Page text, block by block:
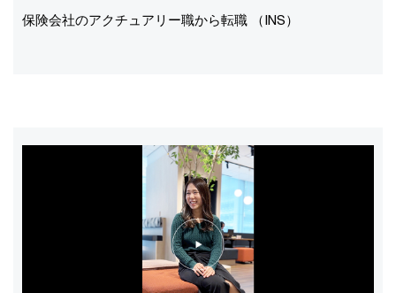
保険会社のアクチュアリー職から転職 （INS）